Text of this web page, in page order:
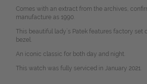
Comes with an extract from the archives,
manufacture as 1990.
This beautiful lady`s Patek features factory set
bezel.
An iconic classic for both day and night.
This watch was fully serviced in January 2021.